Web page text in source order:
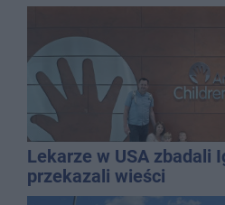
Lekarze w USA zbadali
przekazali wieści